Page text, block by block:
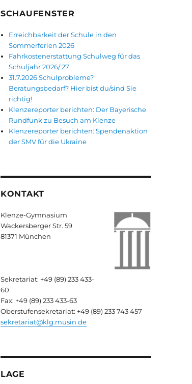
SCHAUFENSTER
Erreichbarkeit der Schule in den
Sommerferien 2026
Fahrkostenerstattung Schulweg für das
Schuljahr 2026/ 27
31.7.2026 Schulprobleme?
Beratungsbedarf? Hier bist du/sind Sie
richtig!
Klenzereporter berichten: Der Bayerische
Rundfunk zu Besuch am Klenze
Klenzereporter berichten: Spendenaktion
der SMV für die Ukraine
KONTAKT
Klenze-Gymnasium
Wackersberger Str. 59
81371 München
Sekretariat: +49 (89) 233 433-
60
Fax: +49 (89) 233 433-63
Oberstufensekretariat: +49 (89) 233 743 457
sekretariat@klg.musin.de
LAGE